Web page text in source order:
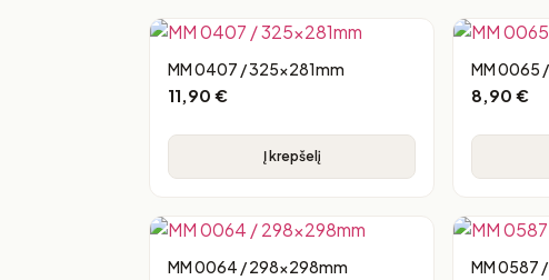
MM 0407 / 325x281mm
11,90 €
Į krepšelį
MM 0065
8,90 €
MM 0064 / 298x298mm MM 0587